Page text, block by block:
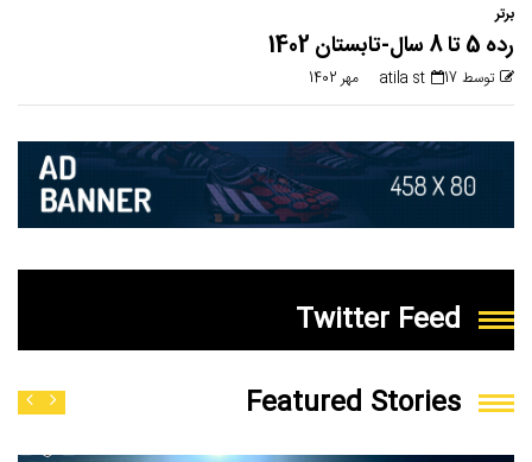
برتر
رده 5 تا 8 سال-تابستان 1402
توسط atila st 17 مهر 1402
Twitter Feed
Featured Stories